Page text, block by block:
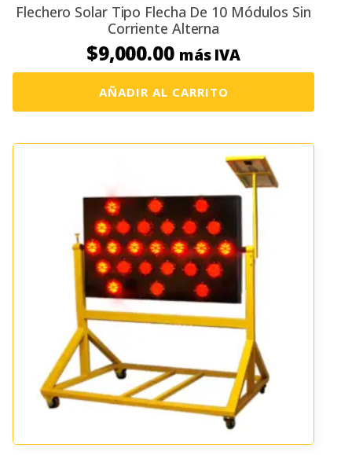
Flechero Solar Tipo Flecha De 10 Módulos Sin
Corriente Alterna
$9,000.00 más IVA
AÑADIR AL CARRITO